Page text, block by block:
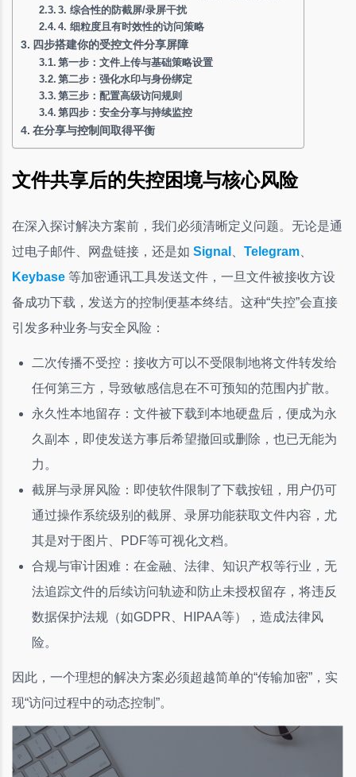
3. 综合性的防截屏/录屏干扰
4. 细粒度且有时效性的访问策略
四步搭建你的受控文件分享屏障
第一步：文件上传与基础策略设置
第二步：强化水印与身份绑定
第三步：配置高级访问规则
第四步：安全分享与持续监控
在分享与控制间取得平衡
文件共享后的失控困境与核心风险
在深入探讨解决方案前，我们必须清晰定义问题。无论是通
过电子邮件、网盘链接，还是如 Signal Telegram
Keybase 等加密通讯工具发送文件，一旦文件被接收方设
备成功下载，发送方的控制便基本终结。这种“失控”会直接
引发多种业务与安全风险：
二次传播不受控：接收方可以不受限制地将文件转发给
任何第三方，导致敏感信息在不可预知的范围内扩散。
永久性本地留存：文件被下载到本地硬盘后，便成为永
久副本，即使发送方事后希望撤回或删除，也已无能为
力。
截屏与录屏风险：即使软件限制了下载按钮，用户仍可
通过操作系统级别的截屏、录屏功能获取文件内容，尤
其是对于图片、PDF等可视化文档。
合规与审计困难：在金融、法律、知识产权等行业，无
法追踪文件的后续访问轨迹和防止未授权留存，将违反
数据保护法规（如GDPR、HIPAA等），造成法律风
险。
因此，一个理想的解决方案必须超越简单的“传输加密”，实
现“访问过程中的动态控制”。